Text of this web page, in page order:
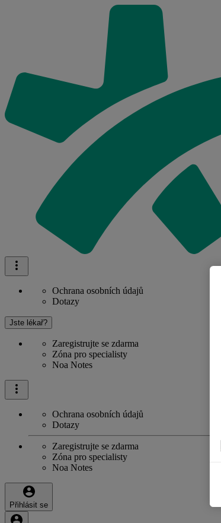
Ochrana osobních údajů
Dotazy
Jste lékař?
Zaregistrujte se zdarma
Zóna pro specialisty
Noa Notes
Ochrana osobních údajů
Dotazy
Zaregistrujte se zdarma
Zóna pro specialisty
Noa Notes
Přihlásit se